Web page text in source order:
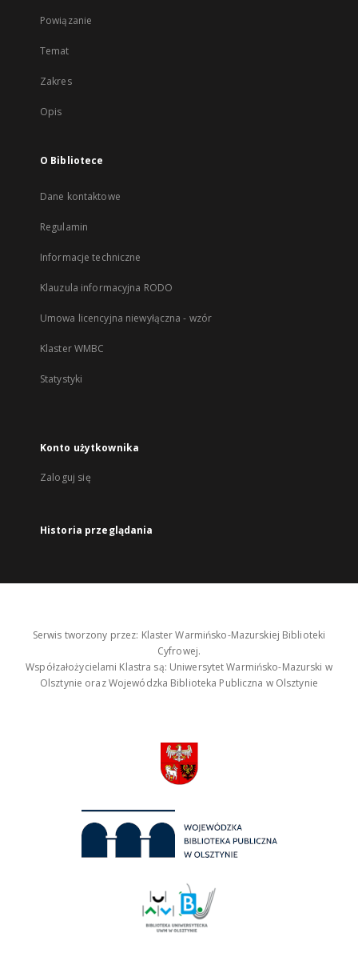
Powiązanie
Temat
Zakres
Opis
O Bibliotece
Dane kontaktowe
Regulamin
Informacje techniczne
Klauzula informacyjna RODO
Umowa licencyjna niewyłączna - wzór
Klaster WMBC
Statystyki
Konto użytkownika
Zaloguj się
Historia przeglądania
Serwis tworzony przez: Klaster Warmińsko-Mazurskiej Biblioteki
Cyfrowej.
Współzałożycielami Klastra są: Uniwersytet Warmińsko-Mazurski w
Olsztynie oraz Wojewódzka Biblioteka Publiczna w Olsztynie